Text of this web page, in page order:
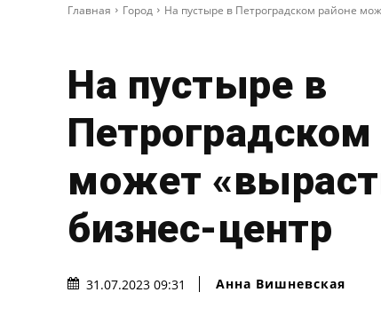
Главная Город На пустыре в Петроградском районе
На пустыре в
Петроградском
может
бизнес-центр
31.07.2023 09:31 Анна Вишневская